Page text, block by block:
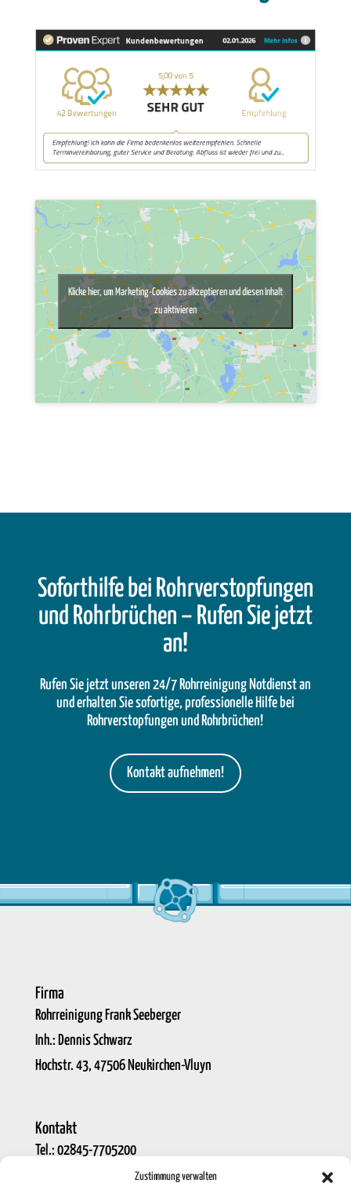
Zustimmung verwalten
Klicke hier, um Marketing-Cookies zu akzeptieren und diesen Inhalt
zu aktivieren
Soforthilfe bei Rohrverstopfungen
und Rohrbrüchen – Rufen Sie jetzt
an!
Rufen Sie jetzt unseren 24/7 Rohrreinigung Notdienst an
und erhalten Sie sofortige, professionelle Hilfe bei
Rohrverstopfungen und Rohrbrüchen!
Kontakt aufnehmen!
Firma
Rohrreinigung Frank Seeberger
Inh.: Dennis Schwarz
Hochstr. 43, 47506 Neukirchen-Vluyn
Kontakt
Tel.: 02845-7705200
info@rohrreinigung-seeberger.de